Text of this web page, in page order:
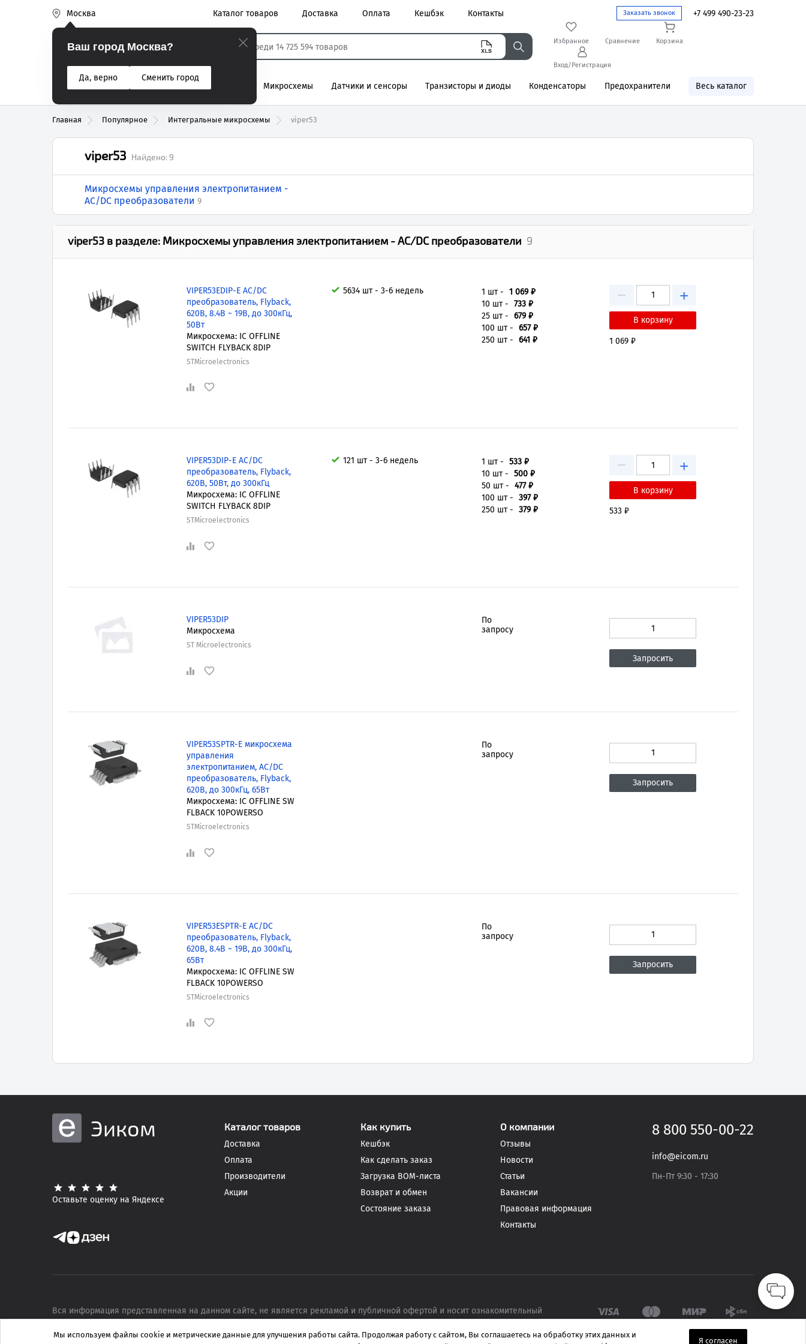
Москва Заказать звонок +7 499 490-23-23
Каталог товаров Доставка Оплата Кешбэк Контакты
Реле электромагнитные
Эиком Избранное Сравнение Корзина
Вход/Регистрация
Ваш город Москва?
Да, верно
Сменить город
% Акции
Разъемы Вентиляторы Микросхемы Датчики и сенсоры Транзисторы и диоды Конденсаторы Предохранители Весь каталог
Главная Популярное Интегральные микросхемы viper53
viper53 Найдено: 9
Микросхемы управления электропитанием -
AC/DC преобразователи 9
viper53 в разделе: Микросхемы управления электропитанием - AC/DC преобразователи 9
VIPER53EDIP-E AC/DC
преобразователь, Flyback,
620В, 8.4В ~ 19В, до 300кГц,
50Вт
Микросхема: IC OFFLINE
SWITCH FLYBACK 8DIP
STMicroelectronics
5634 шт - 3-6 недель 1 шт - 1 069 ₽
10 шт - 733 ₽
25 шт - 679 ₽
100 шт - 657 ₽
250 шт - 641 ₽
− +
1 069 ₽
VIPER53DIP-E AC/DC
преобразователь, Flyback,
620В, 50Вт, до 300кГц
Микросхема: IC OFFLINE
SWITCH FLYBACK 8DIP
STMicroelectronics
121 шт - 3-6 недель 1 шт - 533 ₽
10 шт - 500 ₽
50 шт - 477 ₽
100 шт - 397 ₽
250 шт - 379 ₽
− +
533 ₽
VIPER53DIP
Микросхема
ST Microelectronics
По
запросу
VIPER53SPTR-E микросхема
управления
электропитанием, AC/DC
преобразователь, Flyback,
620В, до 300кГц, 65Вт
Микросхема: IC OFFLINE SW
FLBACK 10POWERSO
STMicroelectronics
По
запросу
VIPER53ESPTR-E AC/DC
преобразователь, Flyback,
620В, 8.4В ~ 19В, до 300кГц,
65Вт
Микросхема: IC OFFLINE SW
FLBACK 10POWERSO
STMicroelectronics
По
запросу
Эиком
Оставьте оценку на Яндексе
Каталог товаров
Доставка
Оплата
Производители
Акции
Как купить
Кешбэк
Как сделать заказ
Загрузка BOM-листа
Возврат и обмен
Состояние заказа
О компании
Отзывы
Новости
Статьи
Вакансии
Правовая информация
Контакты
8 800 550-00-22
info@eicom.ru
Пн-Пт 9:30 - 17:30
Вся информация представленная на данном сайте, не является рекламой и публичной офертой и носит ознакомительный
характер. Пользовательское соглашение.
Я согласен
Мы используем файлы cookie и метрические данные для улучшения работы сайта. Продолжая работу с сайтом, Вы соглашаетесь на обработку этих данных и